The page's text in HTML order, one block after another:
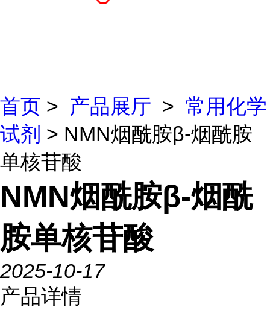
首页 > 产品展厅 > 常用化学
试剂 > NMN烟酰胺β-烟酰胺
单核苷酸
NMN烟酰胺β-烟酰
胺单核苷酸
2025-10-17
产品详情